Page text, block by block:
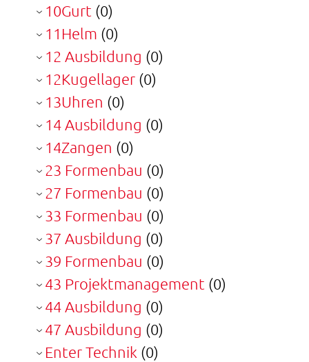
10Gurt (0)
11Helm (0)
12 Ausbildung (0)
12Kugellager (0)
13Uhren (0)
14 Ausbildung (0)
14Zangen (0)
23 Formenbau (0)
27 Formenbau (0)
33 Formenbau (0)
37 Ausbildung (0)
39 Formenbau (0)
43 Projektmanagement (0)
44 Ausbildung (0)
47 Ausbildung (0)
Enter Technik (0)